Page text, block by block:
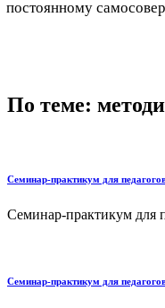
постоянному
По теме:
Семинар-практикум для
Семинар-практикум для
Семинар-практикум для